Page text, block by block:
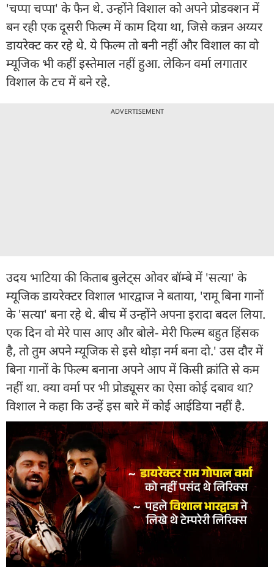
'चप्पा चप्पा' के फैन थे. उन्होंने विशाल को अपने प्रोडक्शन में
बन रही एक दूसरी फिल्म में काम दिया था, जिसे कन्नन अय्यर
डायरेक्ट कर रहे थे. ये फिल्म तो बनी नहीं और विशाल का वो
म्यूजिक भी कहीं इस्तेमाल नहीं हुआ. लेकिन वर्मा लगातार
विशाल के टच में बने रहे.
ADVERTISEMENT
उदय भाटिया की किताब बुलेट्स ओवर बॉम्बे में 'सत्या' के
म्यूजिक डायरेक्टर विशाल भारद्वाज ने बताया, 'रामू बिना गानों
के 'सत्या' बना रहे थे. बीच में उन्होंने अपना इरादा बदल लिया.
एक दिन वो मेरे पास आए और बोले- मेरी फिल्म बहुत हिंसक
है, तो तुम अपने म्यूजिक से इसे थोड़ा नर्म बना दो.' उस दौर में
बिना गानों के फिल्म बनाना अपने आप में किसी क्रांति से कम
नहीं था. क्या वर्मा पर भी प्रोड्यूसर का ऐसा कोई दबाव था?
विशाल ने कहा कि उन्हें इस बारे में कोई आईडिया नहीं है.